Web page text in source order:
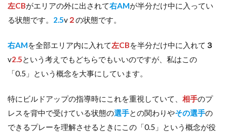
左CBがエリアの外に出されて右AMが半分だけ中に入ってい
る状態です。 2.5v ２の状態です。
右AMを全部エリア内に入れて左CBを半分だけ中に入れて ３
v2.5 という考えでもどちらでもいいのですが、私はこの
「0.5」という概念を大事にしています。
特にビルドアップの指導時にこれを重視していて、 相手のプ
レスを背中で受けている状態の選手との関わりやその選手の
できるプレーを理解させるときにこの「0.5」という概念が役